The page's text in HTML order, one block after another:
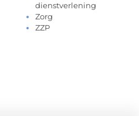
dienstverlening
Zorg
ZZP